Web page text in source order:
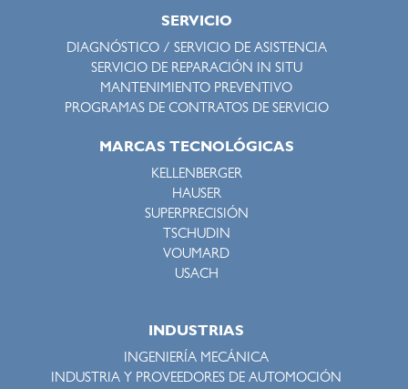
SERVICIO
DIAGNÓSTICO / SERVICIO DE ASISTENCIA
SERVICIO DE REPARACIÓN IN SITU
MANTENIMIENTO PREVENTIVO
PROGRAMAS DE CONTRATOS DE SERVICIO
MARCAS TECNOLÓGICAS
KELLENBERGER
HAUSER
SUPERPRECISIÓN
TSCHUDIN
VOUMARD
USACH
INDUSTRIAS
INGENIERÍA MECÁNICA
INDUSTRIA Y PROVEEDORES DE AUTOMOCIÓN